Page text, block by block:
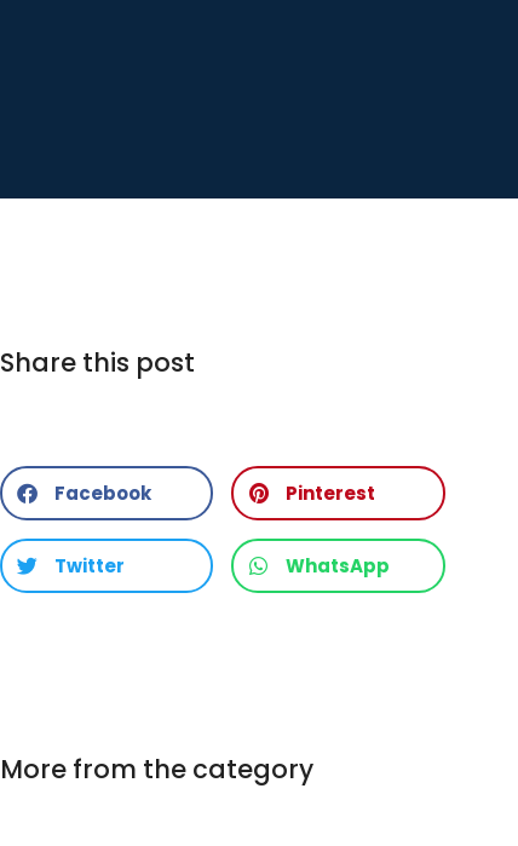
Share this post
Facebook Pinterest
Twitter WhatsApp
More from the category